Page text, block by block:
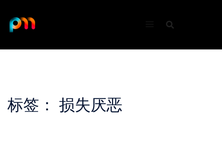
content
标签： 损失厌恶